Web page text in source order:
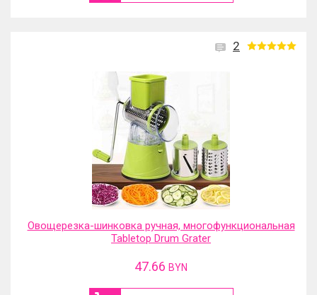
2
Овощерезка-шинковка ручная, многофункциональная
Tabletop Drum Grater
47.66 BYN